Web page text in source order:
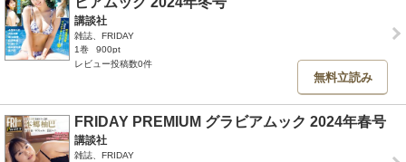
講談社
雑誌、FRIDAY
1巻
900pt
レビュー投稿数0件
無料立読み
FRIDAY PREMIUM グラビアムック 2024年春号
講談社
雑誌、FRIDAY